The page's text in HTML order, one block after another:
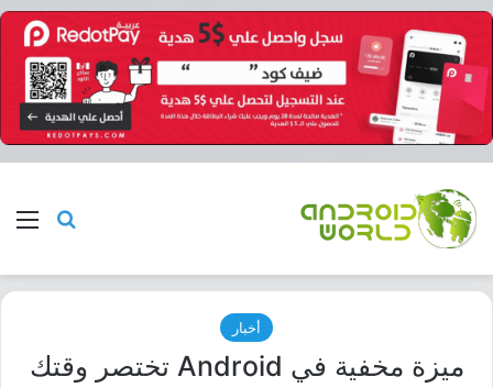
بحث
أخبار
ميزة مخفية في Android تختصر وقتك